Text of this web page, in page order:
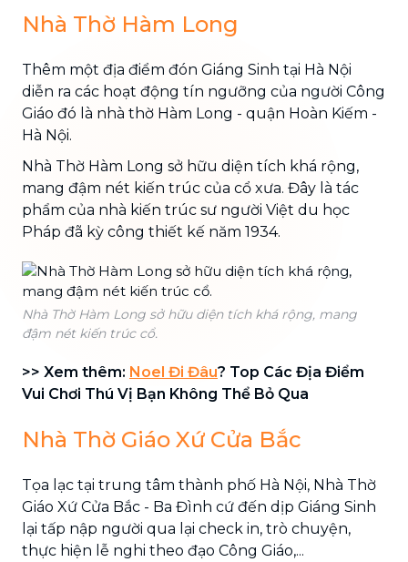
Nhà Thờ Hàm Long
Thêm một địa điểm đón Giáng Sinh tại Hà Nội
diễn ra các hoạt động tín ngưỡng của người Công
Giáo đó là nhà thờ Hàm Long - quận Hoàn Kiếm -
Hà Nội.
Nhà Thờ Hàm Long sở hữu diện tích khá rộng,
mang đậm nét kiến trúc của cổ xưa. Đây là tác
phẩm của nhà kiến trúc sư người Việt du học
Pháp đã kỳ công thiết kế năm 1934.
Nhà Thờ Hàm Long sở hữu diện tích khá rộng, mang
đậm nét kiến trúc cổ.
>> Xem thêm: Noel Đi Đâu? Top Các Địa Điểm
Vui Chơi Thú Vị Bạn Không Thể Bỏ Qua
Nhà Thờ Giáo Xứ Cửa Bắc
Tọa lạc tại trung tâm thành phố Hà Nội, Nhà Thờ
Giáo Xứ Cửa Bắc - Ba Đình cứ đến dịp Giáng Sinh
lại tấp nập người qua lại check in, trò chuyện,
thực hiện lễ nghi theo đạo Công Giáo,...